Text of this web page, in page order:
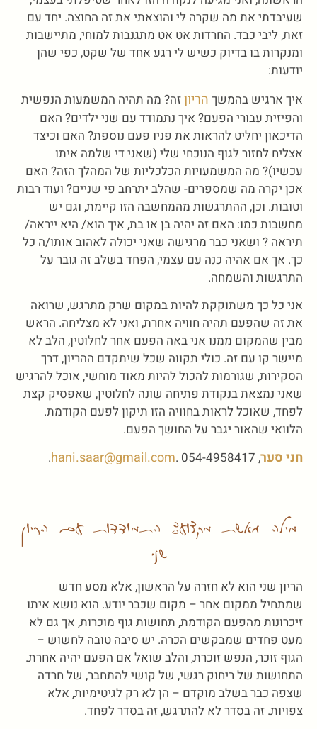
שעיבדתי את מה שקרה לי והוצאתי את זה החוצה. יחד עם
זאת, ליבי כבד. החרדות אט אט מתגנבות למוחי, מתיישבות
ומנקרות בו בדיוק כשיש לי רגע אחד של שקט, כפי שהן
יודעות:
איך ארגיש בהמשך הריוןזה? מה תהיה המשמעות הנפשית
והפיזית עבורי הפעם? איך נתמודד עם שני ילדים? האם
הדיכאון יחליט להראות את פניו פעם נוספת? האם וכיצד
אצליח לחזור לגוף הנוכחי שלי (שאני די שלמה איתו
עכשיו)? מה המשמעויות הכלכליות של המהלך הזה? האם
אכן יקרה מה שמספרים- שהלב יתרחב פי שניים? ועוד רבות
וטובות. וכן, ההתרגשות מהמחשבה הזו קיימת, וגם יש
מחשבות כמו: האם זה יהיה בן או בת, איך הוא/ היא ייראה/
תיראה ? ושאני כבר מרגישה שאני יכולה לאהוב אותו/ה כל
כך. אך אם אהיה כנה עם עצמי, הפחד בשלב זה גובר על
התרגשות והשמחה.
אני כל כך משתוקקת להיות במקום שרק מתרגש, שרואה
את זה שהפעם תהיה חוויה אחרת, ואני לא מצליחה. הראש
מבין שהמקום ממנו אני באה הפעם אחר לחלוטין, הלב לא
מיישר קו עם זה. כולי תקווה שכל שיתקדם ההריון, דרך
הסקירות, שגורמות להכול להיות מאוד מוחשי, אוכל להרגיש
שאני נמצאת בנקודת פתיחה שונה לחלוטין, שאפסיק קצת
לפחד, שאוכל לראות בחוויה הזו תיקון לפעם הקודמת.
הלוואי שהאור יגבר על החושך הפעם.
חני סער,
hani.saar@gmail.com. 054-4958417.
מילה מאשת מקצוע: התמודדות עם הריון
שני
הריון שני הוא לא חזרה על הראשון, אלא מסע חדש
שמתחיל ממקום אחר – מקום שכבר יודע. הוא נושא איתו
זיכרונות מהפעם הקודמת, תחושות גוף מוכרות, אך גם לא
מעט פחדים שמבקשים הכרה. יש סיבה טובה לחשוש –
הגוף זוכר, הנפש זוכרת, והלב שואל אם הפעם יהיה אחרת.
התחושות של ריחוק רגשי, של קושי להתחבר, של חרדה
שצפה כבר בשלב מוקדם – הן לא רק לגיטימיות, אלא
צפויות. זה בסדר לא להתרגש, זה בסדר לפחד.